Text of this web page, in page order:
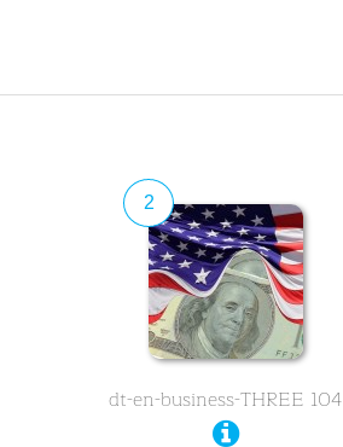
2
dt-en-business-THREE 104